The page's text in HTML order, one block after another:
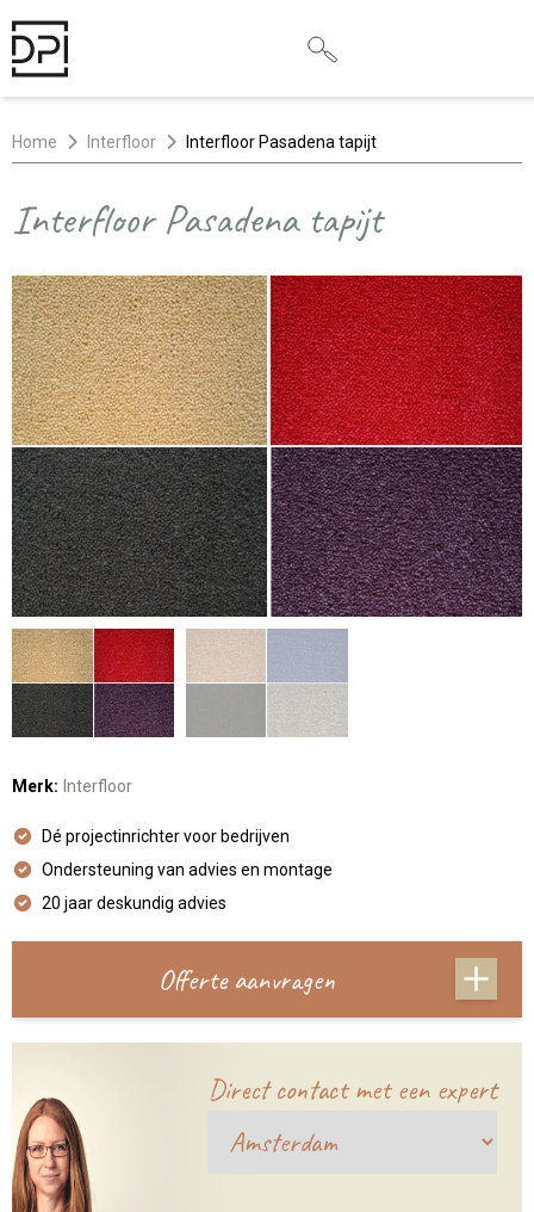
Home Interfloor Interfloor Pasadena tapijt
Interfloor Pasadena tapijt
Merk: Interfloor
Dé projectinrichter voor bedrijven
Ondersteuning van advies en montage
20 jaar deskundig advies
Offerte aanvragen
Direct contact met een expert